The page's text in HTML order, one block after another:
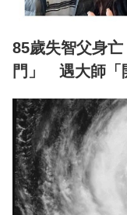
85歲失智父身
門」 遇大師「